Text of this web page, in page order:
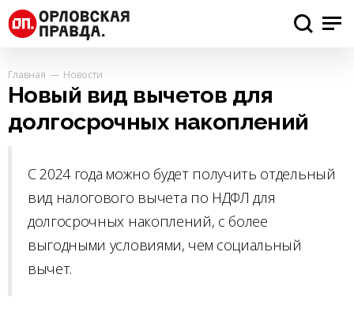
Главная Новости
Новый вид вычетов для
долгосрочных накоплений
С 2024 года можно будет получить отдельный
вид налогового вычета по НДФЛ для
долгосрочных накоплений, с более
выгодными условиями, чем социальный
вычет.